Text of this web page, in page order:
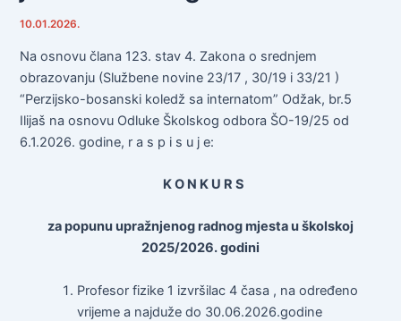
10.01.2026.
Na osnovu člana 123. stav 4. Zakona o srednjem
obrazovanju (Službene novine 23/17 , 30/19 i 33/21 )
“Perzijsko-bosanski koledž sa internatom” Odžak, br.5
Ilijaš na osnovu Odluke Školskog odbora ŠO-19/25 od
6.1.2026. godine, r a s p i s u j e:
K O N K U R S
za popunu upražnjenog radnog mjesta u školskoj
2025/2026. godini
Profesor fizike 1 izvršilac 4 časa , na određeno
vrijeme a najduže do 30.06.2026.godine